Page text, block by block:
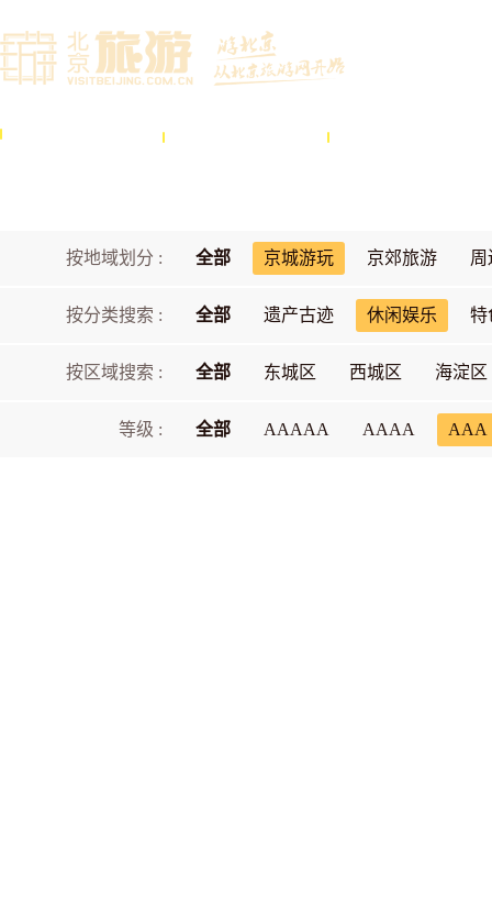
按地域划分 : 全部 京城游玩 京郊旅游 周
按分类搜索 : 全部 遗产古迹 休闲娱乐 特
按区域搜索 : 全部 东城区 西城区 海淀区
等级 : 全部 AAAAA AAAA AAA